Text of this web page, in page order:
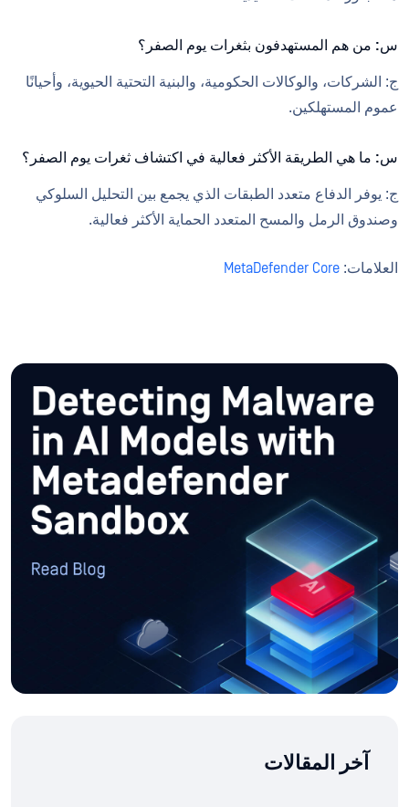
س: من هم المستهدفون بثغرات يوم الصفر؟
ج: الشركات، والوكالات الحكومية، والبنية التحتية الحيوية، وأحيانًا
عموم المستهلكين.
س: ما هي الطريقة الأكثر فعالية في اكتشاف ثغرات يوم الصفر؟
ج: يوفر الدفاع متعدد الطبقات الذي يجمع بين التحليل السلوكي
وصندوق الرمل والمسح المتعدد الحماية الأكثر فعالية.
العلامات: MetaDefender Core
آخر المقالات